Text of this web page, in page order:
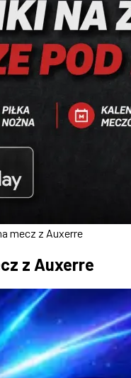
mecz z Auxerre
z Auxerre